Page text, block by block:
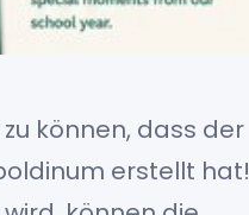
können, dass der
erstellt hat!